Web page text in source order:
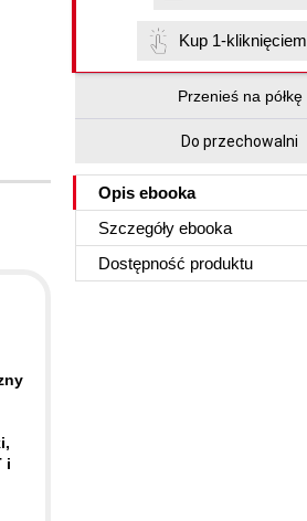
Kup 1-kliknięciem
Przenieś na półkę
Do przechowalni
Opis ebooka
Szczegóły ebooka
Dostępność produktu
i